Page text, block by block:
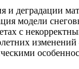
и деградации
модели
с